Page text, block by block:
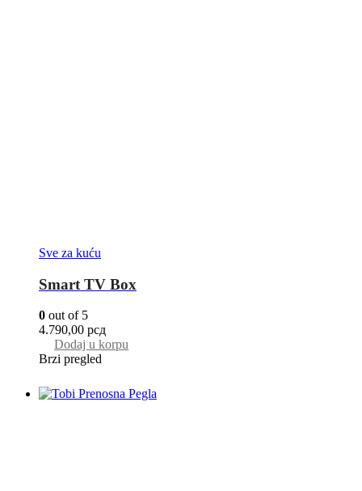
Sve za kuću
Smart TV Box
0 out of 5
4.790,00 рсд
Dodaj u korpu
Brzi pregled